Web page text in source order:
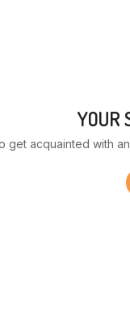
YOUR
get acquainted with